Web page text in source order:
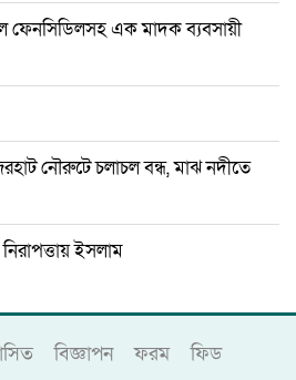
ফেনসিডিলসহ এক মাদক ব্যবসায়ী
নৌরুটে চলাচল বন্ধ, মাঝ নদীতে
ইসলাম
বিজ্ঞাপন ফরম
ফিড